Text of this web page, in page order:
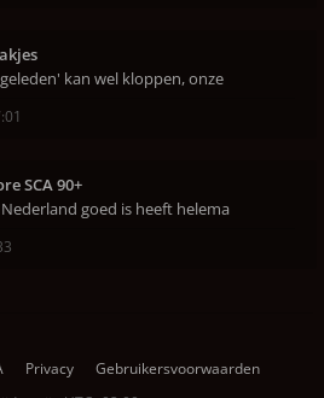
kan wel kloppen, onze
SCA 90+
goed is heeft helema
Privacy
Gebruikersvoorwaarden